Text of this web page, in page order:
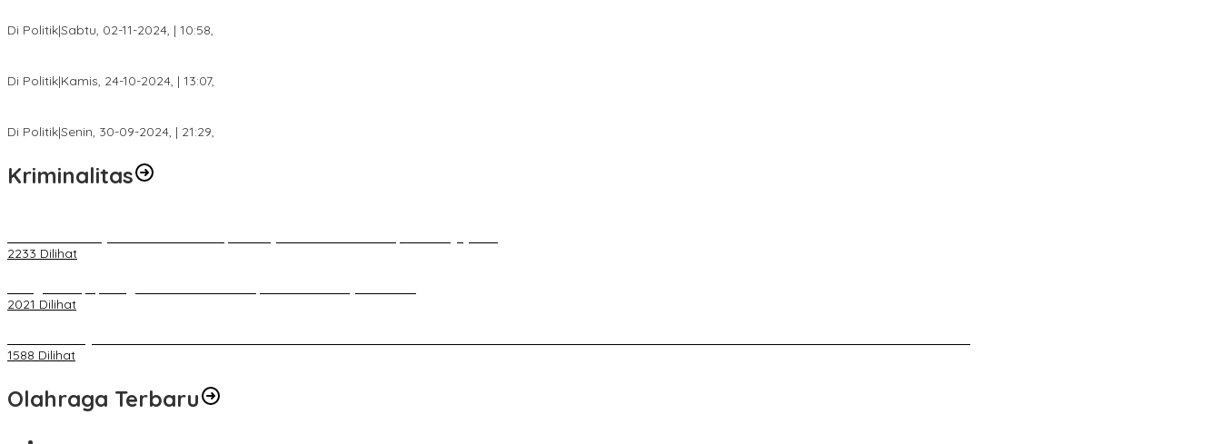
Di Politik|Sabtu, 02-11-2024, | 10:58,
Di Politik|Kamis, 24-10-2024, | 13:07,
Di Politik|Senin, 30-09-2024, | 21:29,
Kriminalitas
2233 Dilihat
2021 Dilihat
1588 Dilihat
Olahraga Terbaru